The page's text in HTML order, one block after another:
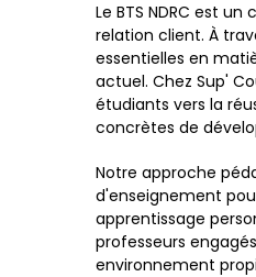
Le BTS NDRC est
relation client. À
essentielles en
actuel. Chez Sup'
étudiants vers la
concrètes de
Notre approche
d'enseignement
apprentissage
professeurs
environnement